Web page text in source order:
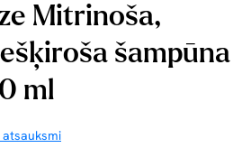
Mitrinoša,
šampūna
ml